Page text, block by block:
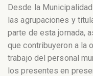
Desde la
las agrupaciones y
parte de esta jornada,
que contribuyeron a la
trabajo del personal
los presentes en